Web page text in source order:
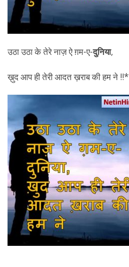
उठा उठा के तेरे नाज़ ऐ ग़म-ए-दुनिया,
ख़ुद आप ही तेरी आदत ख़राब की हम ने !!*